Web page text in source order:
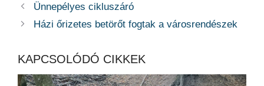
Ünnepélyes cikluszáró
Házi őrizetes betörőt fogtak a városrendészek
KAPCSOLÓDÓ CIKKEK